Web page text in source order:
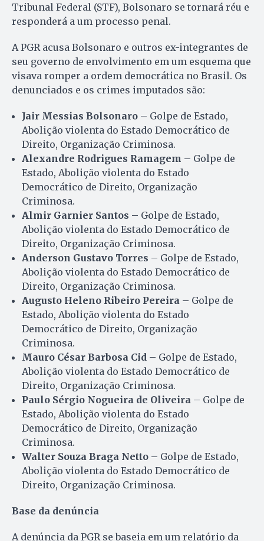
Tribunal Federal (STF), Bolsonaro se tornará réu e
responderá a um processo penal.
A PGR acusa Bolsonaro e outros ex-integrantes de
seu governo de envolvimento em um esquema que
visava romper a ordem democrática no Brasil. Os
denunciados e os crimes imputados são:
Jair Messias Bolsonaro – Golpe de Estado,
Abolição violenta do Estado Democrático de
Direito, Organização Criminosa.
Alexandre Rodrigues Ramagem – Golpe de
Estado, Abolição violenta do Estado
Democrático de Direito, Organização
Criminosa.
Almir Garnier Santos – Golpe de Estado,
Abolição violenta do Estado Democrático de
Direito, Organização Criminosa.
Anderson Gustavo Torres – Golpe de Estado,
Abolição violenta do Estado Democrático de
Direito, Organização Criminosa.
Augusto Heleno Ribeiro Pereira – Golpe de
Estado, Abolição violenta do Estado
Democrático de Direito, Organização
Criminosa.
Mauro César Barbosa Cid – Golpe de Estado,
Abolição violenta do Estado Democrático de
Direito, Organização Criminosa.
Paulo Sérgio Nogueira de Oliveira – Golpe de
Estado, Abolição violenta do Estado
Democrático de Direito, Organização
Criminosa.
Walter Souza Braga Netto – Golpe de Estado,
Abolição violenta do Estado Democrático de
Direito, Organização Criminosa.
Base da denúncia
A denúncia da PGR se baseia em um relatório da